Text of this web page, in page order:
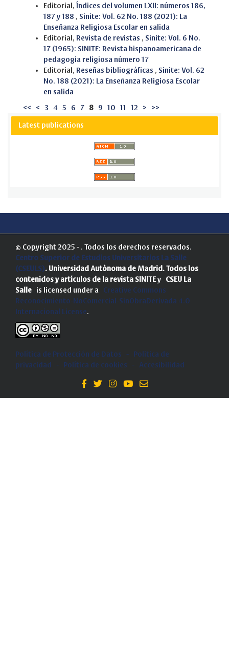
Editorial, Índices del volumen LXII: números 186,
187 y 188 , Sinite: Vol. 62 No. 188 (2021): La
Enseñanza Religiosa Escolar en salida
Editorial, Revista de revistas , Sinite: Vol. 6 No.
17 (1965): SINITE: Revista hispanoamericana de
pedagogía religiosa número 17
Editorial, Reseñas bibliográficas , Sinite: Vol. 62
No. 188 (2021): La Enseñanza Religiosa Escolar
en salida
<< < 3 4 5 6 7 8 9 10 11 12 > >>
Latest publications
© Copyright 2025 - . Todos los derechos reservados.
Centro Superior de Estudios Universitarios La Salle
(CSEULS). Universidad Autónoma de Madrid. Todos los
contenidos y artículos de la revista SINITEy CSEU La
Salle is licensed under a Creative Commons
Reconocimiento-NoComercial-SinObraDerivada 4.0
Internacional License.
Política de Protección de Datos - Politica de
privacidad
- Política de cookies - Accesibilidad